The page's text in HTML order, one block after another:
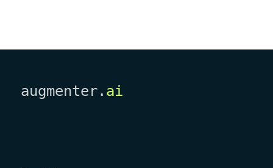
augmenter. ai